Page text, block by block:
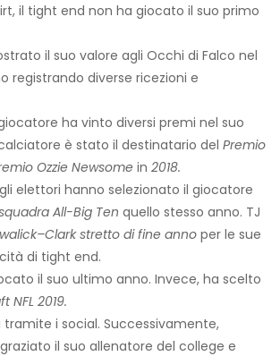
il tight end non ha giocato il suo primo
il suo valore agli Occhi di Falco nel
registrando diverse ricezioni e
ha vinto diversi premi nel suo
è stato il destinatario del Premio
Ozzie Newsome in 2018.
elettori hanno selezionato il giocatore
All-Big Ten quello stesso anno. TJ
stretto di fine anno per le sue
di tight end.
il suo ultimo anno. Invece, ha scelto
NFL 2019.
tramite i social. Successivamente,
il suo allenatore del college e